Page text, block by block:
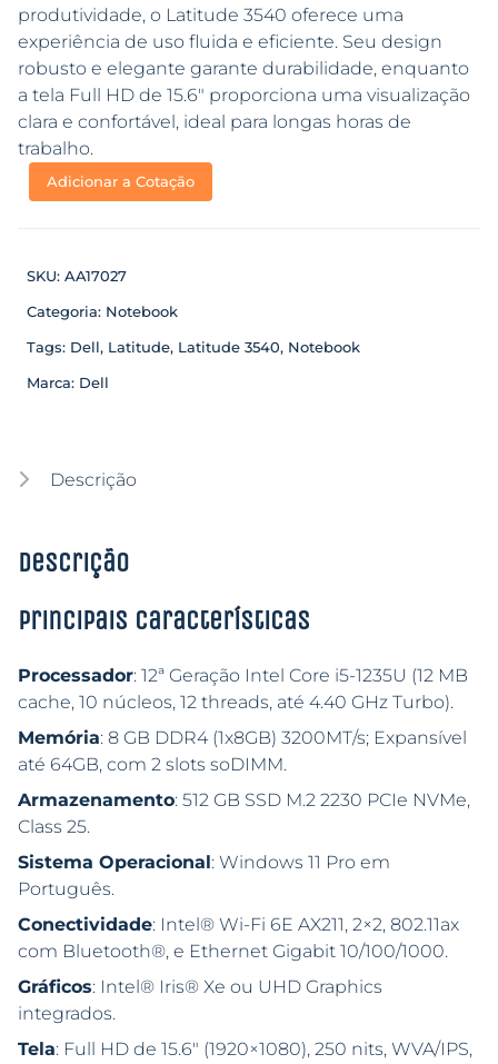
produtividade, o Latitude 3540 oferece uma
experiência de uso fluida e eficiente. Seu design
robusto e elegante garante durabilidade, enquanto
a tela Full HD de 15.6″ proporciona uma visualização
clara e confortável, ideal para longas horas de
trabalho.
Adicionar a Cotação
SKU: AA17027
Categoria: Notebook
Tags: Dell, Latitude, Latitude 3540, Notebook
Marca: Dell
Descrição
Descrição
Principais características
Processador: 12ª Geração Intel Core i5-1235U (12 MB
cache, 10 núcleos, 12 threads, até 4.40 GHz Turbo).
Memória: 8 GB DDR4 (1x8GB) 3200MT/s; Expansível
até 64GB, com 2 slots soDIMM.
Armazenamento: 512 GB SSD M.2 2230 PCIe NVMe,
Class 25.
Sistema Operacional: Windows 11 Pro em
Português.
Conectividade: Intel® Wi-Fi 6E AX211, 2×2, 802.11ax
com Bluetooth®, e Ethernet Gigabit 10/100/1000.
Gráficos: Intel® Iris® Xe ou UHD Graphics
integrados.
Tela: Full HD de 15.6″ (1920×1080), 250 nits, WVA/IPS,